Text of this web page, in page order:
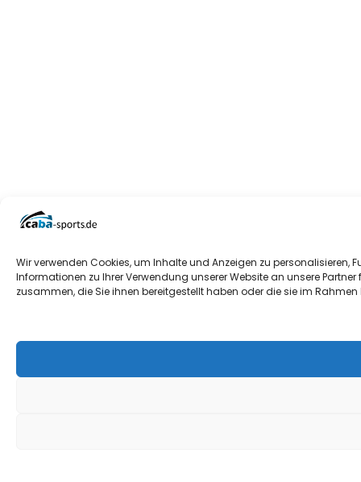
Wir verwenden Cookies, um Inhalte und Anzeigen zu
Informationen zu Ihrer Verwendung unserer Website an unsere
zusammen, die Sie ihnen bereitgestellt haben oder die sie im